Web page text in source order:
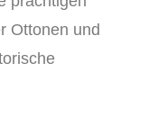
Ottonen und